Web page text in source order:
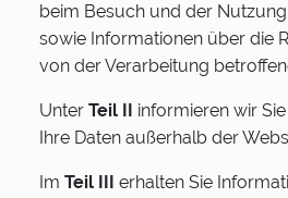
beim Besuch und der
sowie Informationen über die
von der Verarbeitung
Unter Teil II
informieren wir
Ihre Daten außerhalb der
Im Teil III
erhalten Sie